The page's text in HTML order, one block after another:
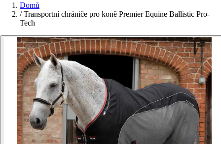
Domů
/ Transportní chrániče pro koně Premier Equine Ballistic Pro-
Tech